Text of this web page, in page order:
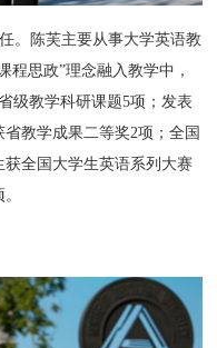
。陈芙主要从事大学英语教
程思政”理念融入教学中，
级教学科研课题5项；发表
教学成果二等奖2项；全国
全国大学生英语系列大赛